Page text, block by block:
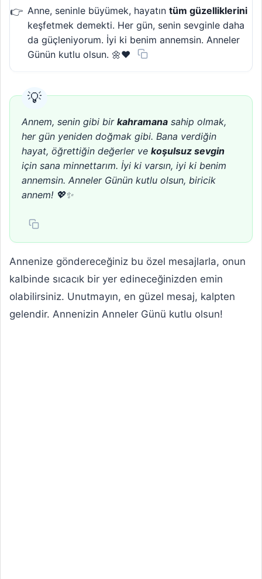
Anne, seninle büyümek, hayatın tüm güzelliklerini
keşfetmek demekti. Her gün, senin sevginle daha
da güçleniyorum. İyi ki benim annemsin. Anneler
Günün kutlu olsun. 🌼❤️
Annem, senin gibi bir kahramana sahip olmak,
her gün yeniden doğmak gibi. Bana verdiğin
hayat, öğrettiğin değerler ve koşulsuz sevgin
için sana minnettarım. İyi ki varsın, iyi ki benim
annemsin. Anneler Günün kutlu olsun, biricik
annem! 💖✨
Annenize göndereceğiniz bu özel mesajlarla, onun
kalbinde sıcacık bir yer edineceğinizden emin
olabilirsiniz. Unutmayın, en güzel mesaj, kalpten
gelendir. Annenizin Anneler Günü kutlu olsun!